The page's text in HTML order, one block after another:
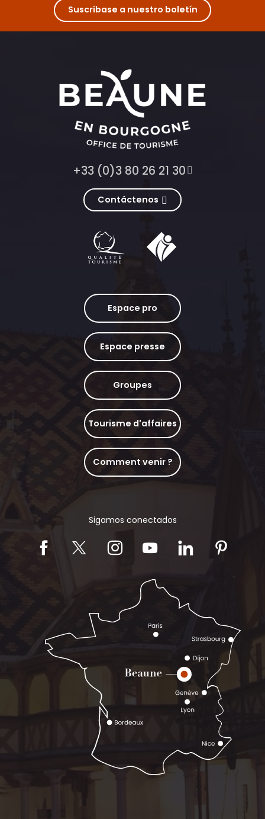
Suscríbase a nuestro boletín
+33 (0)3 80 26 21 30
Contáctenos
Espace pro
Espace presse
Groupes
Tourisme d'affaires
Comment venir ?
Sigamos conectados